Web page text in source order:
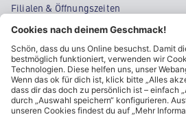
Filialen & Öffnungszeiten
Kontakt
Cookie-Einstellungen
Kundeninformationen